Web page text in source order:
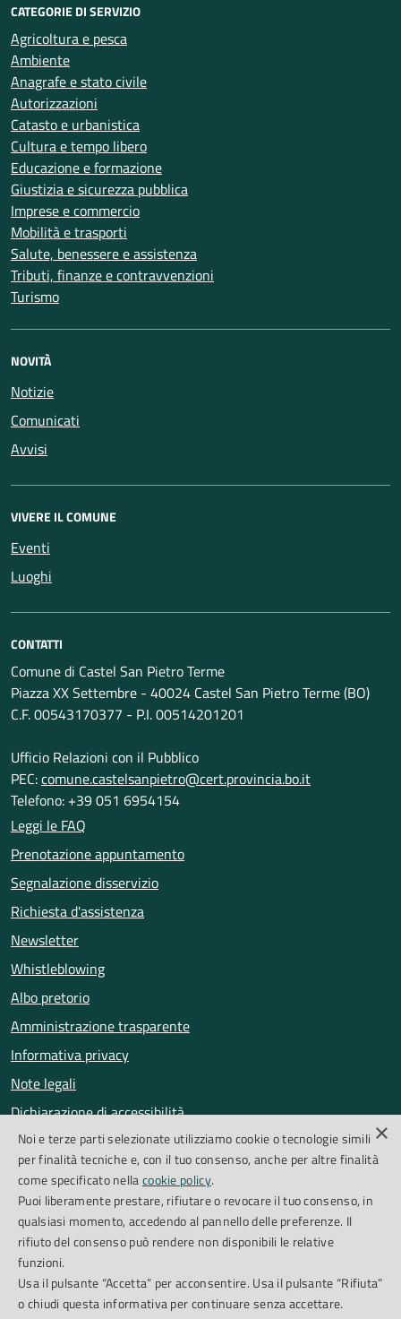
CATEGORIE DI SERVIZIO
Agricoltura e pesca
Ambiente
Anagrafe e stato civile
Autorizzazioni
Catasto e urbanistica
Cultura e tempo libero
Educazione e formazione
Giustizia e sicurezza pubblica
Imprese e commercio
Mobilità e trasporti
Salute, benessere e assistenza
Tributi, finanze e contravvenzioni
Turismo
NOVITÀ
Notizie
Comunicati
Avvisi
VIVERE IL COMUNE
Eventi
Luoghi
CONTATTI
Comune di Castel San Pietro Terme
Piazza XX Settembre - 40024 Castel San Pietro Terme (BO)
C.F. 00543170377 - P.I. 00514201201
Ufficio Relazioni con il Pubblico
PEC:comune.castelsanpietro@cert.provincia.bo.it
Telefono: +39 051 6954154
Leggi le FAQ
Prenotazione appuntamento
Segnalazione disservizio
Richiesta d'assistenza
Newsletter
Whistleblowing
Albo pretorio
Amministrazione trasparente
Informativa privacy
Note legali
Dichiarazione di accessibilità
Obiettivi di accessibilità
Segnalazioni accessibilità
SEGUICI SU
Facebook
×
Noi e terze parti selezionate utilizziamo cookie o tecnologie simili
per finalità tecniche e, con il tuo consenso, anche per altre finalità
come specificato nellacookie policy.
Puoi liberamente prestare, rifiutare o revocare il tuo consenso, in
qualsiasi momento, accedendo al pannello delle preferenze. Il
rifiuto del consenso può rendere non disponibili le relative
funzioni.
Usa il pulsante “Accetta” per acconsentire. Usa il pulsante “Rifiuta”
o chiudi questa informativa per continuare senza accettare.